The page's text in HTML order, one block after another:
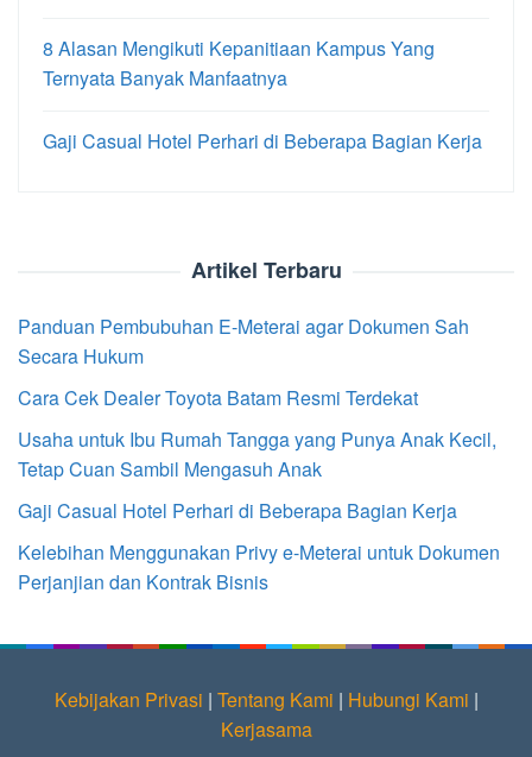
8 Alasan Mengikuti Kepanitiaan Kampus Yang
Ternyata Banyak Manfaatnya
Gaji Casual Hotel Perhari di Beberapa Bagian Kerja
Artikel Terbaru
Panduan Pembubuhan E-Meterai agar Dokumen Sah
Secara Hukum
Cara Cek Dealer Toyota Batam Resmi Terdekat
Usaha untuk Ibu Rumah Tangga yang Punya Anak Kecil,
Tetap Cuan Sambil Mengasuh Anak
Gaji Casual Hotel Perhari di Beberapa Bagian Kerja
Kelebihan Menggunakan Privy e-Meterai untuk Dokumen
Perjanjian dan Kontrak Bisnis
Kebijakan Privasi | Tentang Kami | Hubungi Kami |
Kerjasama